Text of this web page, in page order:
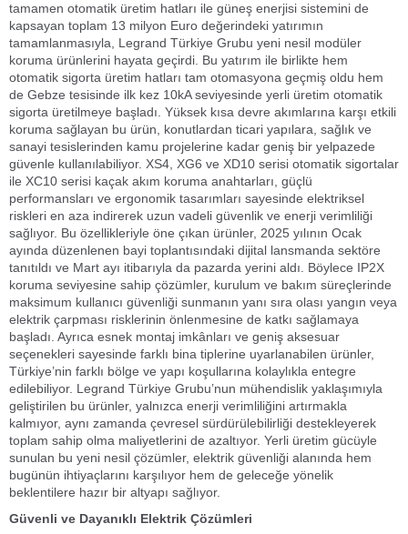
tamamen otomatik üretim hatları ile güneş enerjisi sistemini de
kapsayan toplam 13 milyon Euro değerindeki yatırımın
tamamlanmasıyla, Legrand Türkiye Grubu yeni nesil modüler
koruma ürünlerini hayata geçirdi. Bu yatırım ile birlikte hem
otomatik sigorta üretim hatları tam otomasyona geçmiş oldu hem
de Gebze tesisinde ilk kez 10kA seviyesinde yerli üretim otomatik
sigorta üretilmeye başladı. Yüksek kısa devre akımlarına karşı etkili
koruma sağlayan bu ürün, konutlardan ticari yapılara, sağlık ve
sanayi tesislerinden kamu projelerine kadar geniş bir yelpazede
güvenle kullanılabiliyor. XS4, XG6 ve XD10 serisi otomatik sigortalar
ile XC10 serisi kaçak akım koruma anahtarları, güçlü
performansları ve ergonomik tasarımları sayesinde elektriksel
riskleri en aza indirerek uzun vadeli güvenlik ve enerji verimliliği
sağlıyor. Bu özellikleriyle öne çıkan ürünler, 2025 yılının Ocak
ayında düzenlenen bayi toplantısındaki dijital lansmanda sektöre
tanıtıldı ve Mart ayı itibarıyla da pazarda yerini aldı. Böylece IP2X
koruma seviyesine sahip çözümler, kurulum ve bakım süreçlerinde
maksimum kullanıcı güvenliği sunmanın yanı sıra olası yangın veya
elektrik çarpması risklerinin önlenmesine de katkı sağlamaya
başladı. Ayrıca esnek montaj imkânları ve geniş aksesuar
seçenekleri sayesinde farklı bina tiplerine uyarlanabilen ürünler,
Türkiye’nin farklı bölge ve yapı koşullarına kolaylıkla entegre
edilebiliyor. Legrand Türkiye Grubu’nun mühendislik yaklaşımıyla
geliştirilen bu ürünler, yalnızca enerji verimliliğini artırmakla
kalmıyor, aynı zamanda çevresel sürdürülebilirliği destekleyerek
toplam sahip olma maliyetlerini de azaltıyor. Yerli üretim gücüyle
sunulan bu yeni nesil çözümler, elektrik güvenliği alanında hem
bugünün ihtiyaçlarını karşılıyor hem de geleceğe yönelik
beklentilere hazır bir altyapı sağlıyor.
Güvenli ve Dayanıklı Elektrik Çözümleri